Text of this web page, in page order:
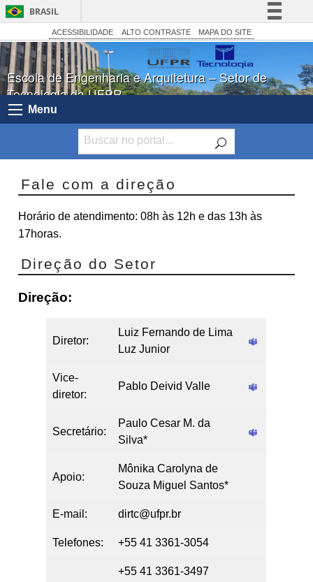
BRASIL
Simplifique!
Comunica BR
Participe
Acesso à informação
Canais
ACESSIBILIDADE ALTO CONTRASTE MAPA DO SITE
Escola de Engenharia e Arquitetura – Setor de
Tecnologia da UFPR
Menu
Fale com a direção
Horário de atendimento: 08h às 12h e das 13h às
17horas.
Direção do Setor
Direção:
Diretor:
Luiz Fernando de Lima
Luz Junior
Vice-
diretor:
Pablo Deivid Valle
Secretário:
Paulo Cesar M. da
Silva*
Apoio:
Mônika Carolyna de
Souza Miguel Santos*
E-mail: dirtc@ufpr.br
Telefones: +55 41 3361-3054
+55 41 3361-3497